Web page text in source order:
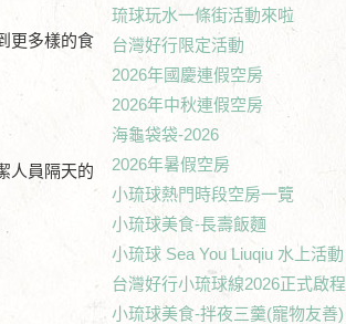
更多樣的食
人員隔天的
琉球玩水一條街活動來啦
台灣好行限定活動
2026年國慶連假空房
2026年中秋連假空房
海龜袋袋-2026
2026年暑假空房
小琉球熱門時段空房一覽
小琉球美食-長壽飯麵
小琉球 Sea You Liuqiu 水上活動
台灣好行小琉球線2026正式啟程
小琉球美食-拌夜三羹(寵物友善)